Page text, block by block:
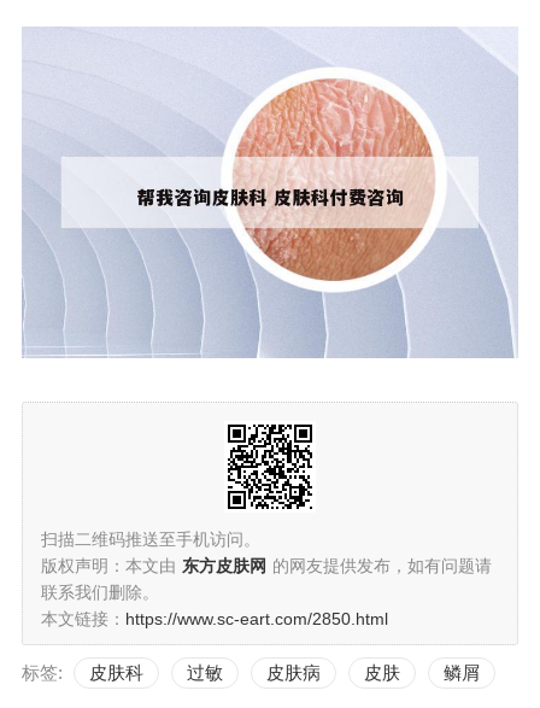
扫描二维码推送至手机访问。
版权声明：本文由 东方皮肤网 的网友提供发布，如有问题请
联系我们删除。
本文链接： https://www.sc-eart.com/2850.html
标签: 皮肤科 过敏 皮肤病 皮肤 鳞屑